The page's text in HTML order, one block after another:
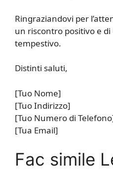
Ringraziandovi per
un riscontro positivo e
tempestivo.
Distinti saluti,
[Tuo Nome]
[Tuo Indirizzo]
[Tuo Numero di
[Tua Email]
Fac simile